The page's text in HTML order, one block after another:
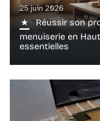
25 juin 2026
Réussir son
menuiserie en
essentielles